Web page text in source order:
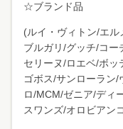
☆ブランド品
(ルイ・ヴィトン/エ
ブルガリ/グッチ/コ
セリーヌ/ロエベ/ボッ
ゴボス/サンローラン/
ロ/MCM/ゼニア/ディ
スワンズ/オロビアン